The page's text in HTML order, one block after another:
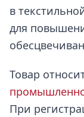
в
для
Товар
При